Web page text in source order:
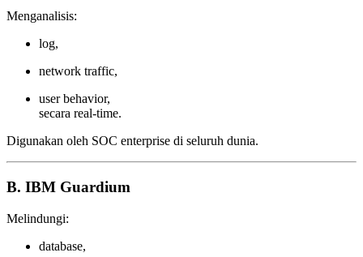
Menganalisis:
log,
network traffic,
user behavior,
secara real-time.
Digunakan oleh SOC enterprise di seluruh dunia.
B. IBM Guardium
Melindungi:
database,